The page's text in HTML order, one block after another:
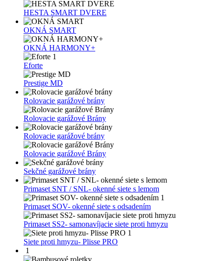
HESTA SMART DVERE
OKNÁ SMART
OKNÁ HARMONY+
1
Eforte
Prestige MD
Rolovacie garážové brány
Rolovacie garážové Brány
Rolovacie garážové brány
Rolovacie garážové Brány
Sekčné garážové brány
Primaset SNT / SNL- okenné siete s lemom
1
Primaset SOV- okenné siete s odsadením
Primaset SS2- samonavíjacie siete proti hmyzu
1
Siete proti hmyzu- Plisse PRO
1